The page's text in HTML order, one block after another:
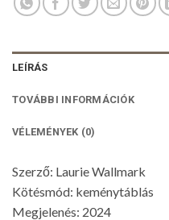
LEÍRÁS
TOVÁBBI INFORMÁCIÓK
VÉLEMÉNYEK (0)
Szerző: Laurie Wallmark
Kötésmód: keménytáblás
Megjelenés: 2024